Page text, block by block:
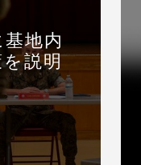
地内
説明